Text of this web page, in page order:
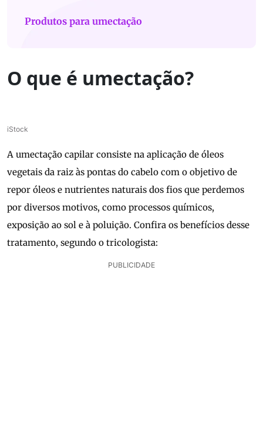
Produtos para umectação
O que é umectação?
iStock
A umectação capilar consiste na aplicação de óleos
vegetais da raiz às pontas do cabelo com o objetivo de
repor óleos e nutrientes naturais dos fios que perdemos
por diversos motivos, como processos químicos,
exposição ao sol e à poluição. Confira os benefícios desse
tratamento, segundo o tricologista:
PUBLICIDADE